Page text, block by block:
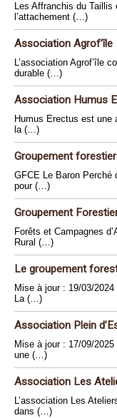
Les Affranchis du
l’attachement (…)
Association Agrof’île
L’association Agrof’île
durable (…)
Association Humus
Humus Erectus est une
la (…)
Groupement
GFCE Le Baron Perché
pour (…)
Groupement
Forêts et Campagnes
Rural (…)
Le groupement
Mise à jour : 19/03/
La (…)
Association Plein
Mise à jour : 17/09/
une (…)
Association Les
L’association Les
dans (…)